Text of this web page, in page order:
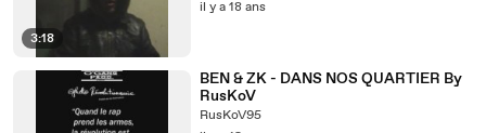
3:18
il y a 18 ans
BEN & ZK - DANS NOS QUARTIER By
RusKoV
RusKoV95